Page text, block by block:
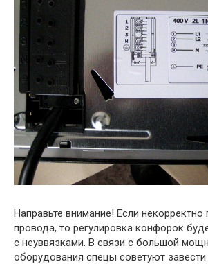
Направьте внимание! Если некорректно
провода, то регулировка конфорок
с неуввязками. В связи с большой
оборудования спецы советуют завести